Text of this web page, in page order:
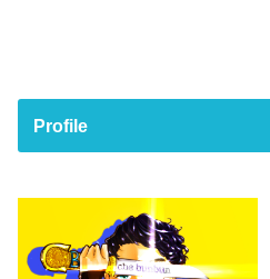
Profile